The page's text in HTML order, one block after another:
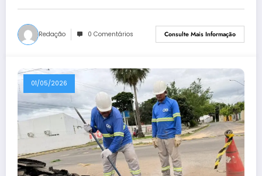
Redação 0 Comentários Consulte Mais Informação
01/05/2026